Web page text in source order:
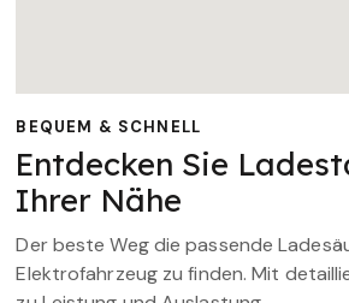
BEQUEM & SCHNELL
Entdecken Sie
Ihrer Nähe
Der beste Weg die passende
Elektrofahrzeug zu finden. Mit